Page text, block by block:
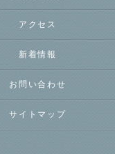
アクセス
新着情報
お問い合わせ
サイトマップ